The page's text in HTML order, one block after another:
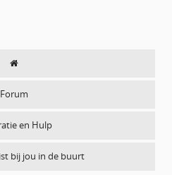
Forum
en Hulp
bij jou in de buurt